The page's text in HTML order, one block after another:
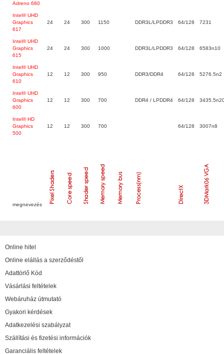
Adreno 680
Intel® UHD
Graphics
617
24 24 300 1150 DDR3L/LPDDR3 64/128 7231
Intel® UHD
Graphics
615
24 24 300 1000 DDR3L/LPDDR3 64/128 6583n10
Intel® UHD
Graphics
610
12 12 300 950 DDR3/DDR4 64/128 5276.5n2
Intel® UHD
Graphics
600
12 12 300 700 DDR4 / LPDDR4 64/128
Intel® HD
Graphics
500
12 12 300 700 64/128 3007n8
megnevezés
Online hitel
Online elállás a szerződéstől
Adattörlő Kód
Vásárlási feltételek
Webáruház útmutató
Gyakori kérdések
Adatkezelési szabályzat
Szállítási és fizetési információk
Garanciális feltételek